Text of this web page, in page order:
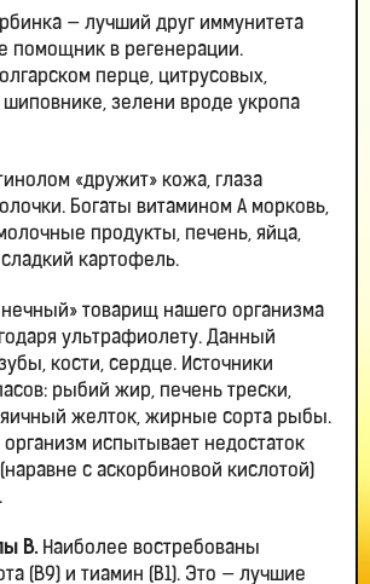
— лучший друг иммунитета
помощник в регенерации.
перце, цитрусовых,
шиповнике, зелени вроде укропа
«дружит» кожа, глаза
Богаты витамином А морковь,
продукты, печень, яйца,
картофель.
товарищ нашего организма
ультрафиолету. Данный
кости, сердце. Источники
рыбий жир, печень трески,
желток, жирные сорта рыбы.
испытывает недостаток
с аскорбиновой кислотой)
B. Наиболее востребованы
(B9) и тиамин (В1). Это — лучшие